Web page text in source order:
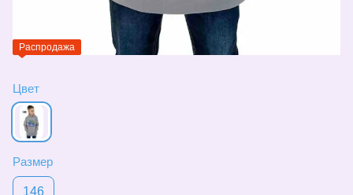
Распродажа
Цвет
Размер
146